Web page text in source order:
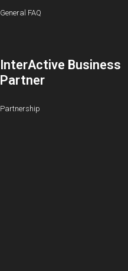
General FAQ
InterActive Business
Partner
Partnership